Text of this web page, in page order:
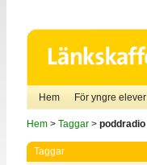
Hem För yngre elever
Hem> Taggar> poddradio
Taggar